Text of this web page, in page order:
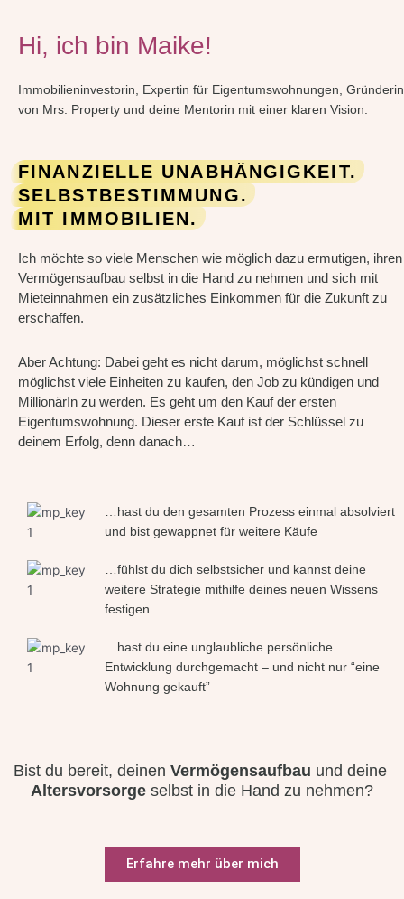
Hi, ich bin Maike!
Immobilieninvestorin, Expertin für Eigentumswohnungen, Gründerin
von Mrs. Property und deine Mentorin mit einer klaren Vision:
FINANZIELLE UNABHÄNGIGKEIT.
SELBSTBESTIMMUNG.
MIT IMMOBILIEN.
Ich möchte so viele Menschen wie möglich dazu ermutigen, ihren
Vermögensaufbau selbst in die Hand zu nehmen und sich mit
Mieteinnahmen ein zusätzliches Einkommen für die Zukunft zu
erschaffen.
Aber Achtung: Dabei geht es nicht darum, möglichst schnell
möglichst viele Einheiten zu kaufen, den Job zu kündigen und
MillionärIn zu werden. Es geht um den Kauf der ersten
Eigentumswohnung. Dieser erste Kauf ist der Schlüssel zu
deinem Erfolg, denn danach…
…hast du den gesamten Prozess einmal absolviert
und bist gewappnet für weitere Käufe
…fühlst du dich selbstsicher und kannst deine
weitere Strategie mithilfe deines neuen Wissens
festigen
…hast du eine unglaubliche persönliche
Entwicklung durchgemacht – und nicht nur “eine
Wohnung gekauft”
Bist du bereit, deinen Vermögensaufbau
und deine
Altersvorsorge selbst in die Hand zu nehmen?
Erfahre mehr über mich